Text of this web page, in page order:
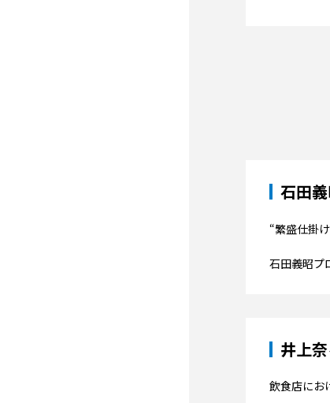
石田
“繁盛仕掛
石田義昭プ
井上
飲食店にお